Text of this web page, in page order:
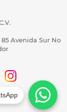
Avenida Sur No